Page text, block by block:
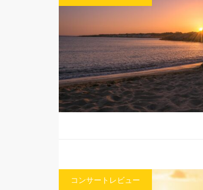
コンサートレビュー